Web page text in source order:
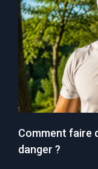
Comment faire
danger ?